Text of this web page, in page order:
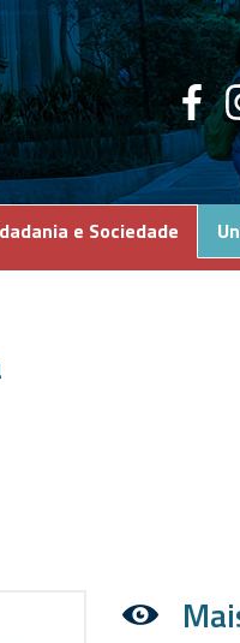
e Sociedade